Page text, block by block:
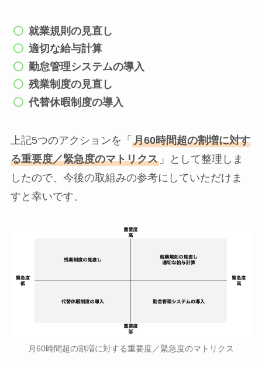
就業規則の見直し
適切な給与計算
勤怠管理システムの導入
残業制度の見直し
代替休暇制度の導入
上記5つのアクションを「 月60時間超の割増に対す
る重要度／緊急度のマトリクス」として整理しま
したので、今後の取組みの参考にしていただけま
すと幸いです。
月60時間超の割増に対する重要度／緊急度のマトリクス